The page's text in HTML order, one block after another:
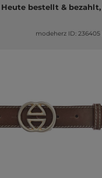
Heute bestellt & bezahlt,
modeherz ID: 236405